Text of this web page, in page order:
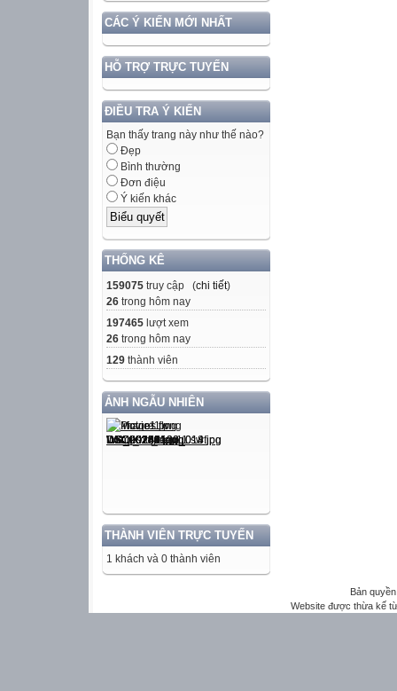
CÁC Ý KIẾN MỚI NHẤT
HỖ TRỢ TRỰC TUYẾN
ĐIỀU TRA Ý KIẾN
Bạn thấy trang này như thế nào?
Đẹp
Bình thường
Đơn điệu
Ý kiến khác
THỐNG KÊ
159075 truy cập (chi tiết)
26 trong hôm nay
197465 lượt xem
26 trong hôm nay
129 thành viên
ẢNH NGẪU NHIÊN
THÀNH VIÊN TRỰC TUYẾN
1 khách và 0 thành viên
Bản
Website được thừa kế